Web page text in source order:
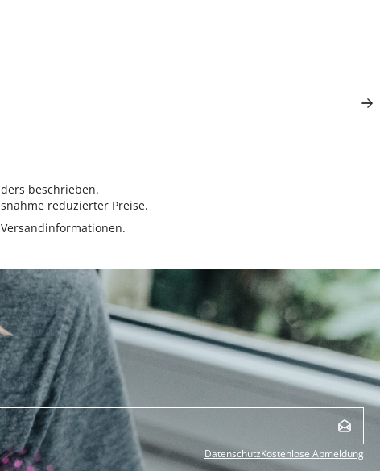
beschrieben.
reduzierter Preise.
Versandinformationen.
DatenschutzKostenlose Abmeldung